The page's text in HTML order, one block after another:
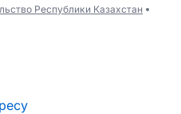
Республики Казахстан